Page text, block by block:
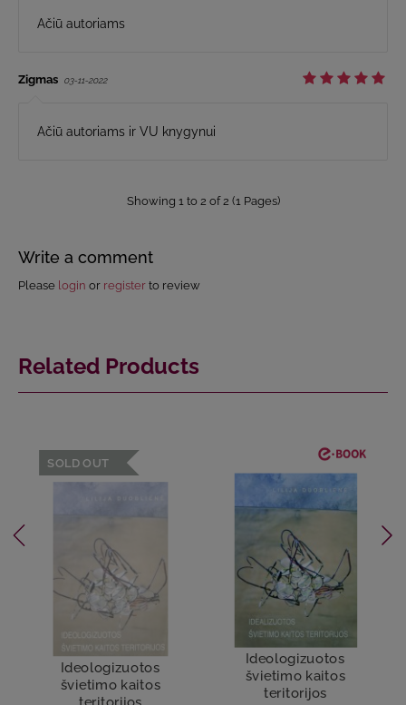
Ačiū autoriams
Zigmas 03-11-2022
Ačiū autoriams ir VU knygynui
Showing 1 to 2 of 2 (1 Pages)
Write a comment
Please login or register to review
Related Products
SOLD OUT
Ideologizuotos
švietimo kaitos
Ideologizuotos
švietimo kaitos
teritorijos